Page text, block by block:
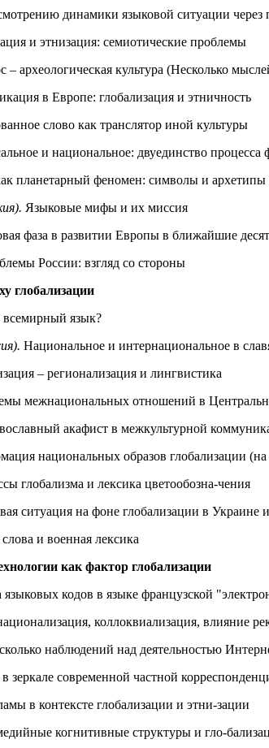
динамики языковой ситуации
и этнизация: семиотические проблемы
– археологическая культура (Несколько
в Европе: глобализация и этничность
слово как транслятор иной культуры
и национальное: двуединство
планетарный феномен: символы и архетипы
Языковые мифы и их миссия
фаза в развитии Европы в ближайшие
России: взгляд со стороны
глобализации
язык?
Национальное и интернациональное в
– регионализация и лингвистика
межнациональных отношений в
акафист в межкультурной
национальных образов глобализации
глобализма и лексика цветообозна-чения
ситуация на фоне глобализации в Украине
и военная лексика
как фактор глобализации
кодов в языке французской
коллоквиализация, влияние
наблюдений над деятельностью
зеркале современной частной
в контексте глобализации и этни-зации
когнитивные структуры и гло-